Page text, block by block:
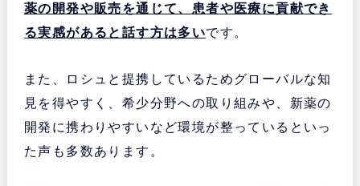
薬の開発や販売を通じて、患者や医療に貢献でき
る実感があると話す方は多いです。
また、ロシュと提携しているためグローバルな知
見を得やすく、希少分野への取り組みや、新薬の
開発に携わりやすいなど環境が整っているといっ
た声も多数あります。